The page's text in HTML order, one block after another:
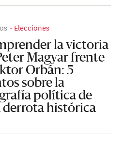
Elecciones
la victoria
Magyar frente
Orbán: 5
sobre la
política de
derrota histórica